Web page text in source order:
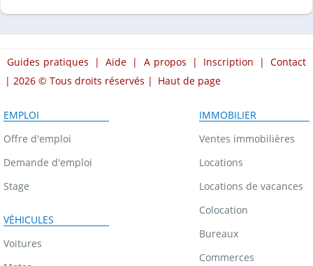
Guides pratiques | Aide | A propos | Inscription | Contact
| 2026 © Tous droits réservés | Haut de page
EMPLOI
Offre d'emploi
Demande d'emploi
Stage
VÉHICULES
Voitures
IMMOBILIER
Ventes immobilières
Locations
Locations de vacances
Colocation
Bureaux
Commerces